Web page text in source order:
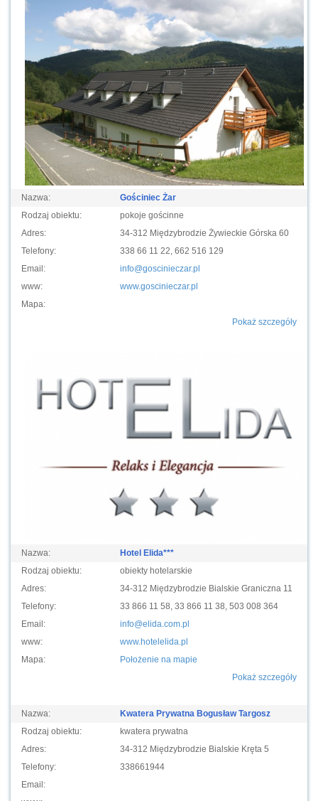
Nazwa:
Gościniec Żar
Rodzaj obiektu:
pokoje gościnne
Adres:
34-312 Międzybrodzie Żywieckie Górska 60
Telefony:
338 66 11 22, 662 516 129
Email:
info@goscinieczar.pl
www:
www.goscinieczar.pl
Mapa:
Pokaż szczegóły
Nazwa:
Hotel Elida***
Rodzaj obiektu:
obiekty hotelarskie
Adres:
34-312 Międzybrodzie Bialskie Graniczna 11
Telefony:
33 866 11 58, 33 866 11 38, 503 008 364
Email:
info@elida.com.pl
www:
www.hotelelida.pl
Mapa:
Położenie na mapie
Pokaż szczegóły
Nazwa:
Kwatera Prywatna Bogusław Targosz
Rodzaj obiektu:
kwatera prywatna
Adres:
34-312 Międzybrodzie Bialskie Kręta 5
Telefony:
338661944
Email: